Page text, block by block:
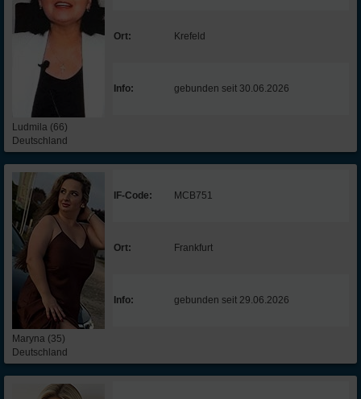
Ludmila (66)
Deutschland
Ort: Krefeld
Info: gebunden seit 30.06.2026
Maryna (35)
Deutschland
IF-Code: MCB751
Ort: Frankfurt
Info: gebunden seit 29.06.2026